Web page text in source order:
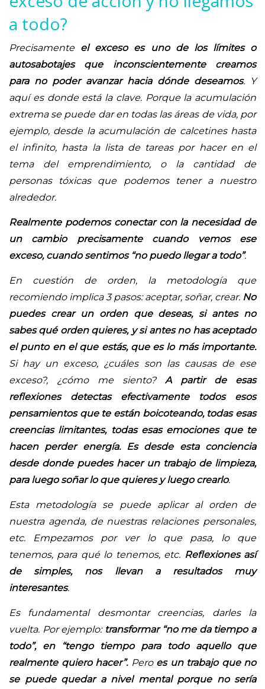
a todo?
Precisamente el exceso es uno de los límites o
autosabotajes que inconscientemente creamos
para no poder avanzar hacia dónde deseamos. Y
aquí es donde está la clave. Porque la acumulación
extrema se puede dar en todas las áreas de vida, por
ejemplo, desde la acumulación de calcetines hasta
el infinito, hasta la lista de tareas por hacer en el
tema del emprendimiento, o la cantidad de
personas tóxicas que podemos tener a nuestro
alrededor.
Realmente podemos conectar con la necesidad de
un cambio precisamente cuando vemos ese
exceso, cuando sentimos “no puedo llegar a todo”.
En cuestión de orden, la metodología que
recomiendo implica 3 pasos: aceptar, soñar, crear. No
puedes crear un orden que deseas, si antes no
sabes qué orden quieres, y si antes no has aceptado
el punto en el que estás, que es lo más importante.
Si hay un exceso, ¿cuáles son las causas de ese
exceso?, ¿cómo me siento? A partir de esas
reflexiones detectas efectivamente todos esos
pensamientos que te están boicoteando, todas esas
creencias limitantes, todas esas emociones que te
hacen perder energía. Es desde esta conciencia
desde donde puedes hacer un trabajo de limpieza,
para luego soñar lo que quieres y luego crearlo.
Esta metodología se puede aplicar al orden de
nuestra agenda, de nuestras relaciones personales,
etc. Empezamos por ver lo que pasa, lo que
tenemos, para qué lo tenemos, etc. Reflexiones así
de simples, nos llevan a resultados muy
interesantes.
Es fundamental desmontar creencias, darles la
vuelta. Por ejemplo: transformar “no me da tiempo a
todo”, en “tengo tiempo para todo aquello que
realmente quiero hacer”.Pero es un trabajo que no
se puede quedar a nivel mental porque no sería